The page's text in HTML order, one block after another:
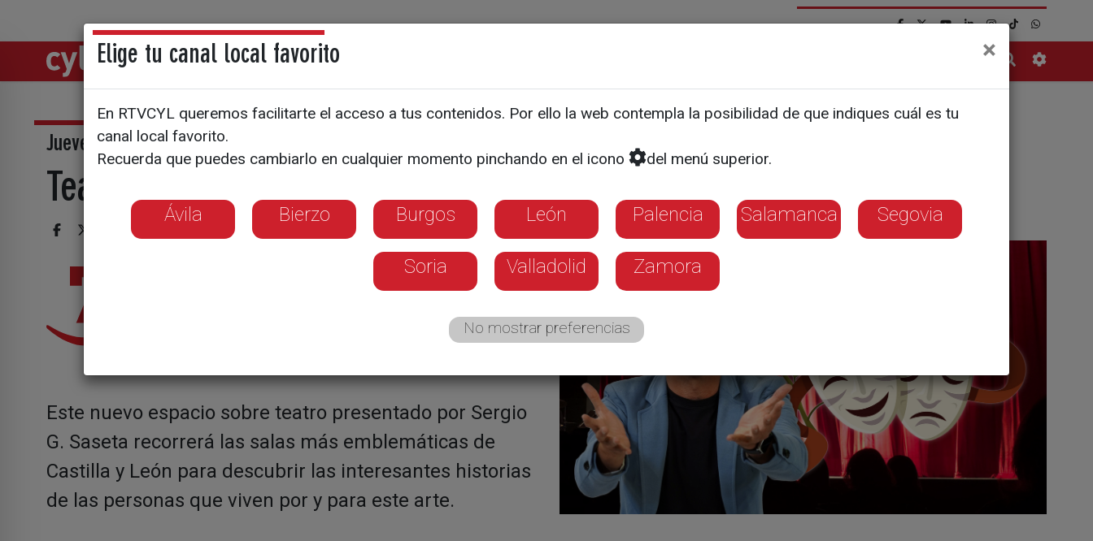
Directos Noticias
Jueves, La 7 - 21:00 h
Teatreros
Este nuevo espacio sobre teatro presentado por Sergio
G. Saseta recorrerá las salas más emblemáticas de
Castilla y León para descubrir las interesantes historias
de las personas que viven por y para este arte.
Elige tu canal local favorito ×
En RTVCYL queremos facilitarte el acceso a tus contenidos. Por ello la web contempla la posibilidad de que indiques cuál es tu
canal local favorito.
Recuerda que puedes cambiarlo en cualquier momento pinchando en el icono
del menú superior.
Ávila Bierzo Burgos León Palencia Salamanca Segovia
Soria Valladolid Zamora
No mostrar preferencias